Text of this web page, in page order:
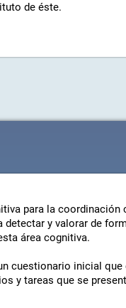
de éste.
para la coordinación
detectar y valorar de
área cognitiva.
cuestionario inicial que
y tareas que se